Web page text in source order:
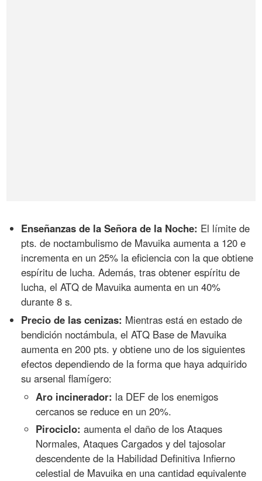
Enseñanzas de la Señora de la Noche: El límite de
pts. de noctambulismo de Mavuika aumenta a 120 e
incrementa en un 25% la eficiencia con la que obtiene
espíritu de lucha. Además, tras obtener espíritu de
lucha, el ATQ de Mavuika aumenta en un 40%
durante 8 s.
Precio de las cenizas: Mientras está en estado de
bendición noctámbula, el ATQ Base de Mavuika
aumenta en 200 pts. y obtiene uno de los siguientes
efectos dependiendo de la forma que haya adquirido
su arsenal flamígero:
Aro incinerador: la DEF de los enemigos
cercanos se reduce en un 20%.
Pirociclo: aumenta el daño de los Ataques
Normales, Ataques Cargados y del tajosolar
descendente de la Habilidad Definitiva Infierno
celestial de Mavuika en una cantidad equivalente